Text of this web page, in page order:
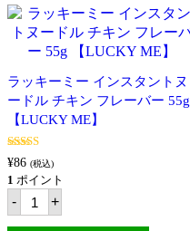
ァ
ー
ス
ラ
ス
ビ
フ
ン
ラ
ー
ジ
400g
ラッキーミー インスタントヌ
ードル チキン フレーバー 55g
【LUCKY ME】
5段階中 5.00
の評価
¥86 (税込)
1 ポイント
- ラ
ッ
キ
+